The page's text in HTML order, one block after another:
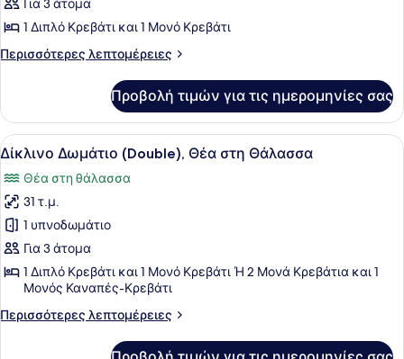
Side
View
1 Διπλό Κρεβάτι και 1 Μονό Κρεβάτι
Περισσότερες λεπτομέρειες
Περισσότερες
Side
Sea
View
Προβολή τιμών για τις ημερομηνίες σας
Προβολή
όλων
των
φωτογραφιών
για
Δίκλινο
Δωμάτιο
(Double),
Θέα
στη
Ένα δωμάτιο ξενοδοχείου με ένα
6
Δίκλινο Δωμάτιο (Double), Θέα στη Θάλασσα
Θέα στη θάλασσα
31 τ.μ.
1 υπνοδωμάτιο
Για 3 άτομα
1 Διπλό Κρεβάτι και 1 Μονό Κρεβάτι Ή 2 Μονά Κρεβάτια και 1
Μονός Καναπές-Κρεβάτι
Περισσότερες λεπτομέρειες
Περισσότερες